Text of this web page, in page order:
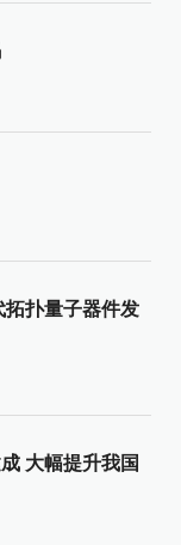
扑量子器件发
大幅提升我国